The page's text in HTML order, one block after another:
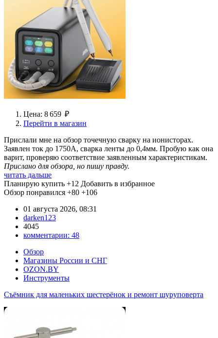
Цена: 8 659 ₽
Перейти в магазин
Прислали мне на обзор точечную сварку на ионисторах.
Заявлен ток до 1750А, сварка ленты до 0,4мм. Пробую как она
варит, проверяю соответствие заявленным характеристикам.
Прислано для обзора, но пишу правду.
читать дальше
Планирую купить +12 Добавить в избранное
Обзор понравился +80 +106
01 августа 2026, 08:31
darken123
4045
комментарии: 48
Обзор
Магазины России и СНГ
OZON.BY
Инструменты
Съёмник для маленьких шестерёнок и ремонт шуруповерта